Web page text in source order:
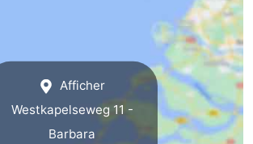
Afficher
Westkapelseweg 11 -
Barbara